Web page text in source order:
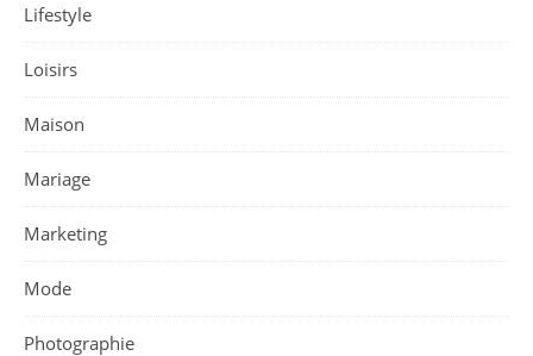
Lifestyle
Loisirs
Maison
Mariage
Marketing
Mode
Photographie